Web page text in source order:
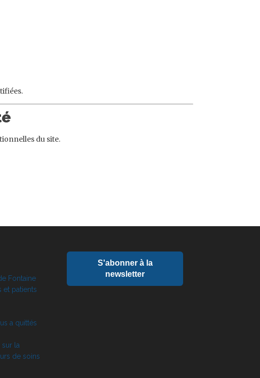
du site.
Fontaine
et patients
a quittés
la
de soins
S'abonner à la
newsletter